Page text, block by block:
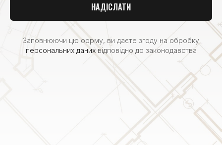
НАДІСЛАТИ
Заповнюючи цю форму, ви даєте згоду на обробку
персональних данихвідповідно до законодавства